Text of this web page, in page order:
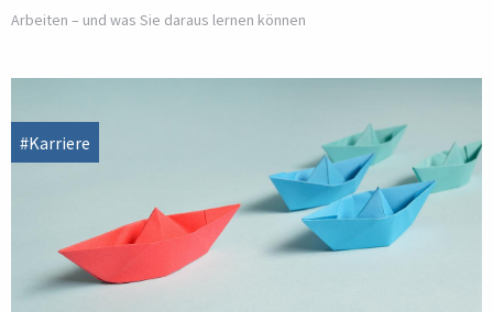
Arbeiten – und was Sie daraus lernen können
#Karriere